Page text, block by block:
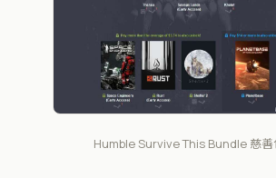
Humble Survive This Bundle 慈善